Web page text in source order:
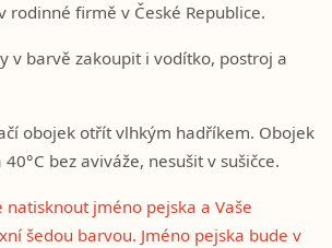
rodinné firmě v České Republice.
v barvě zakoupit i vodítko, postroj a
obojek otřít vlhkým hadříkem. Obojek
bez aviváže, nesušit v sušičce.
jméno pejska a Vaše
šedou barvou. Jméno pejska bude v